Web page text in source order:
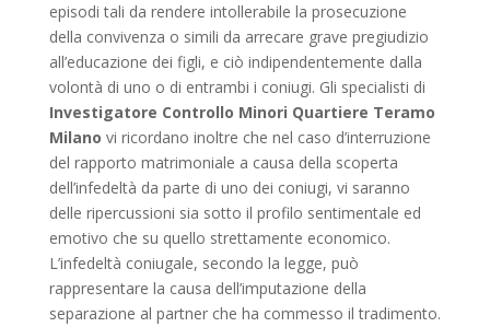
episodi tali da rendere intollerabile la prosecuzione
della convivenza o simili da arrecare grave pregiudizio
all’educazione dei figli, e ciò indipendentemente dalla
volontà di uno o di entrambi i coniugi. Gli specialisti di
Investigatore Controllo Minori Quartiere Teramo
Milano vi ricordano inoltre che nel caso d’interruzione
del rapporto matrimoniale a causa della scoperta
dell’infedeltà da parte di uno dei coniugi, vi saranno
delle ripercussioni sia sotto il profilo sentimentale ed
emotivo che su quello strettamente economico.
L’infedeltà coniugale, secondo la legge, può
rappresentare la causa dell’imputazione della
separazione al partner che ha commesso il tradimento.